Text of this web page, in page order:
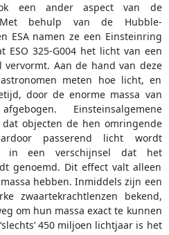
een ​​ander aspect van de
Met behulp van de Hubble-
ESA namen ze een Einsteinring
ESO 325-G004 het licht van een
Aan de hand van deze
meten hoe licht, en
door de enorme massa van
Einsteinsalgemene
objecten de hen omringende
passerend licht wordt
in een verschijnsel dat het
genoemd. Dit effect valt alleen
hebben. Inmiddels zijn een
zwaartekrachtlenzen bekend,
om hun massa exact te kunnen
450 miljoen lichtjaar is het